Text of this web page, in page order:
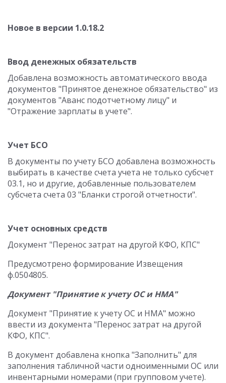
Новое в версии 1.0.18.2
Ввод денежных обязательств
Добавлена возможность автоматического ввода
документов "Принятое денежное обязательство" из
документов "Аванс подотчетному лицу" и
"Отражение зарплаты в учете".
Учет БСО
В документы по учету БСО добавлена возможность
выбирать в качестве счета учета не только субсчет
03.1, но и другие, добавленные пользователем
субсчета счета 03 "Бланки строгой отчетности".
Учет основных средств
Документ "Перенос затрат на другой КФО, КПС"
Предусмотрено формирование Извещения
ф.0504805.
Документ "Принятие к учету ОС и НМА"
Документ "Принятие к учету ОС и НМА" можно
ввести из документа "Перенос затрат на другой
КФО, КПС".
В документ добавлена кнопка "Заполнить" для
заполнения табличной части одноименными ОС или
инвентарными номерами (при групповом учете).